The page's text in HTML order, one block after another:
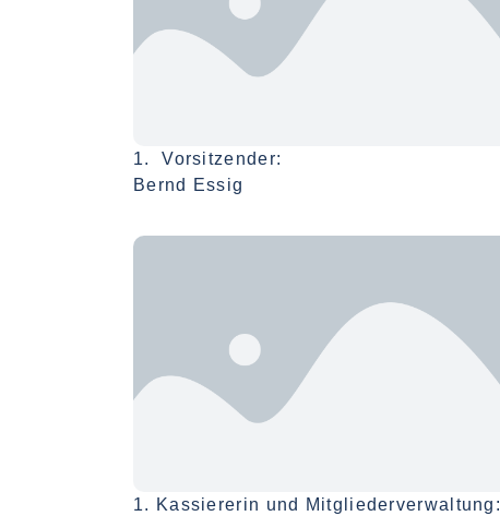
1. Vorsitzender:
Bernd Essig
1. Kassiererin und Mitgliederverwaltung: